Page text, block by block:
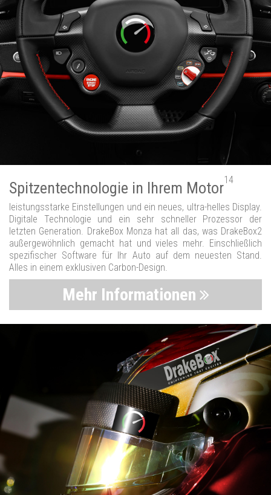
Spitzentechnologie in Ihrem Motor14
leistungsstarke Einstellungen und ein neues, ultra-helles Display.
Digitale Technologie und ein sehr schneller Prozessor der
letzten Generation. DrakeBox Monza hat all das, was DrakeBox2
außergewöhnlich gemacht hat und vieles mehr. Einschließlich
spezifischer Software für Ihr Auto auf dem neuesten Stand.
Alles in einem exklusiven Carbon-Design.
Mehr Informationen